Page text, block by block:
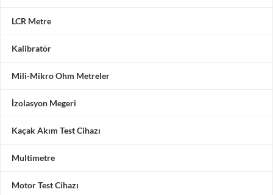
LCR Metre
Kalibratör
Mili-Mikro Ohm Metreler
İzolasyon Megeri
Kaçak Akım Test Cihazı
Multimetre
Motor Test Cihazı